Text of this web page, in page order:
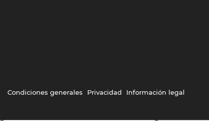
Condiciones generales Privacidad Información legal